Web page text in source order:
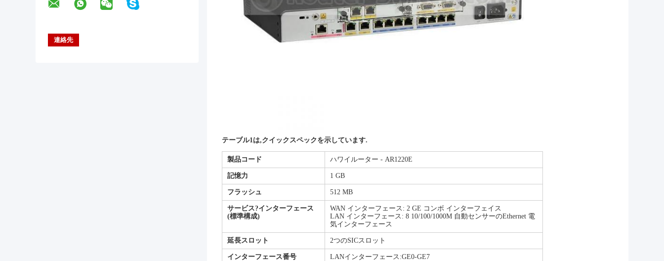
テーブル1は,クイックスペックを示しています.
製品コード ハワイルーター - AR1220E
記憶力 1 GB
フラッシュ 512 MB
サービス?インターフェース
(標準構成)
WAN インターフェース: 2 GE コンボ インターフェイス
LAN インターフェース: 8 10/100/1000M 自動センサーのEthernet 電
気インターフェース
延長スロット 2つのSICスロット
インターフェース番号 LANインターフェース:GE0-GE7